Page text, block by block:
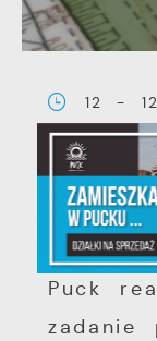
12 -
Pucku
W
Puck
zadanie